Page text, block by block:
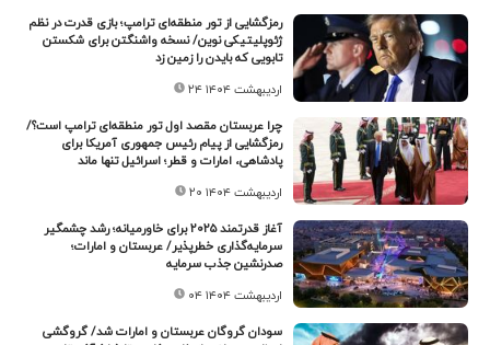
رمزگشایی از تور منطقه‌ای ترامپ؛ بازی قدرت در نظم
ژئوپلیتیکی نوین/ نسخه‌ واشنگتن برای شکستن
تابویی که بایدن را زمین زد
۲۴ اردیبهشت ۱۴۰۴
چرا عربستان مقصد اول تور منطقه‌ای ترامپ است؟/
رمزگشایی از پیام رئیس جمهوری آمریکا برای
پادشاهی، امارات و قطر؛ اسرائیل تنها ماند
۲۰ اردیبهشت ۱۴۰۴
آغاز قدرتمند ۲۰۲۵ برای خاورمیانه؛ رشد چشمگیر
سرمایه‌گذاری خطرپذیر/ عربستان و امارات؛
صدرنشین جذب سرمایه
۰۴ اردیبهشت ۱۴۰۴
سودان گروگان عربستان و امارات شد/ گروگشی